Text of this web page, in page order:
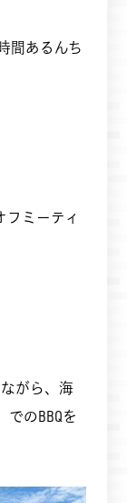
間あるんち
ミーティ
がら、海
でのBBQを